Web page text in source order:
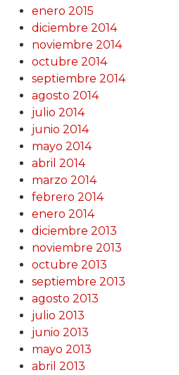
enero 2015
diciembre 2014
noviembre 2014
octubre 2014
septiembre 2014
agosto 2014
julio 2014
junio 2014
mayo 2014
abril 2014
marzo 2014
febrero 2014
enero 2014
diciembre 2013
noviembre 2013
octubre 2013
septiembre 2013
agosto 2013
julio 2013
junio 2013
mayo 2013
abril 2013